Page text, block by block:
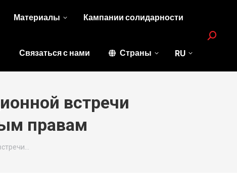
Материалы Кампании солидарности
Связаться с нами Страны RU
Search:
встречи
правам